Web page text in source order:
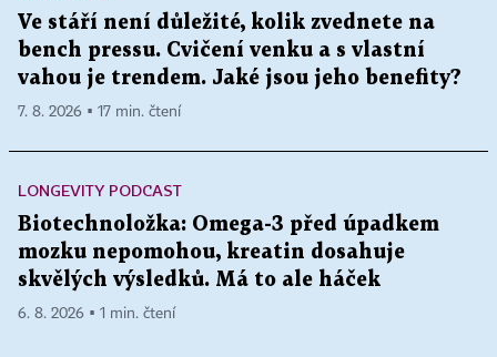
Ve stáří není důležité, kolik zvednete na
bench pressu. Cvičení venku a s vlastní
vahou je trendem. Jaké jsou jeho benefity?
7. 8. 2026 ▪ 17 min. čtení
LONGEVITY PODCAST
Biotechnoložka: Omega-3 před úpadkem
mozku nepomohou, kreatin dosahuje
skvělých výsledků. Má to ale háček
6. 8. 2026 ▪ 1 min. čtení